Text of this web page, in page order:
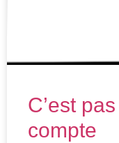
C’est
compte